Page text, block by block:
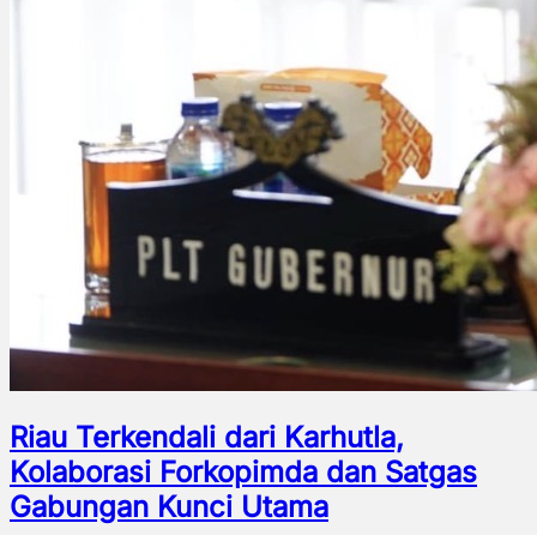
Riau Terkendali dari Karhutla,
Kolaborasi Forkopimda dan Satgas
Gabungan Kunci Utama